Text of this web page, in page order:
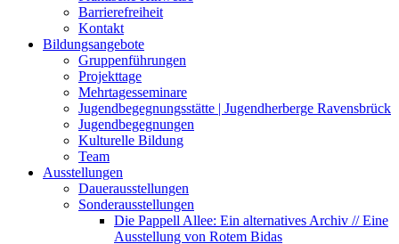
Barrierefreiheit
Kontakt
Bildungsangebote
Gruppenführungen
Projekttage
Mehrtagesseminare
Jugendbegegnungsstätte | Jugendherberge Ravensbrück
Jugendbegegnungen
Kulturelle Bildung
Team
Ausstellungen
Dauerausstellungen
Sonderausstellungen
Die Pappell Allee: Ein alternatives Archiv // Eine
Ausstellung von Rotem Bidas